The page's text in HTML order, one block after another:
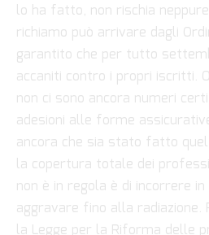
lo ha fatto, non rischia neppure
richiamo può arrivare dagli
garantito che per tutto
accaniti contro i propri iscritti.
non ci sono ancora numeri
adesioni alle forme
ancora che sia stato fatto
la copertura totale dei
non è in regola è di incorrere
aggravare fino alla radiazione.
la Legge per la Riforma delle